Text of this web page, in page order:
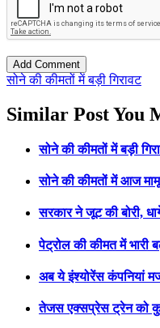
सोने की कीमतों में बड़ी गिरावट
Similar Post You
सोने की कीमतों में बड़ी
सोने की कीमतों में आज
सरकार ने जूट की बोरी,
पेट्रोल की कीमत में भारी
अब ये इंश्योरेंस कंपनियां
तेजस एक्सप्रेस ट्रेन को